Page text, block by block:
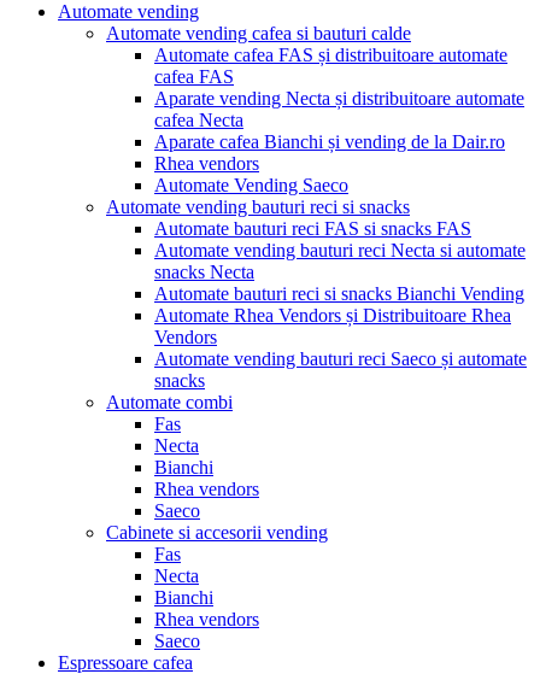
Automate vending
Automate vending cafea si bauturi calde
Automate cafea FAS și distribuitoare automate
cafea FAS
Aparate vending Necta și distribuitoare automate
cafea Necta
Aparate cafea Bianchi și vending de la Dair.ro
Rhea vendors
Automate Vending Saeco
Automate vending bauturi reci si snacks
Automate bauturi reci FAS si snacks FAS
Automate vending bauturi reci Necta si automate
snacks Necta
Automate bauturi reci si snacks Bianchi Vending
Automate Rhea Vendors și Distribuitoare Rhea
Vendors
Automate vending bauturi reci Saeco și automate
snacks
Automate combi
Fas
Necta
Bianchi
Rhea vendors
Saeco
Cabinete si accesorii vending
Fas
Necta
Bianchi
Rhea vendors
Saeco
Espressoare cafea